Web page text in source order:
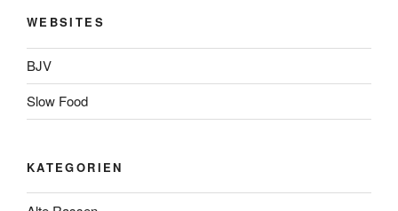
WEBSITES
BJV
Slow Food
KATEGORIEN